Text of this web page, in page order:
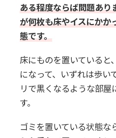
一人暮らしの汚部
者の選び方
業者の種類を決め
時間帯・スタッ
る業者を探す
3～5社に訪問見
ある程度ならば問題あり
が何枚も床やイスにかか
態です。
床にものを置いていると
になって、いずれは歩い
リで黒くなるような部
す。
ゴミを置いている状態な